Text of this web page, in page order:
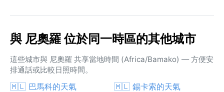
與 尼奧羅 位於同一時區的其他城市
這些城市與 尼奧羅 共享當地時間 (Africa/Bamako) — 方便安
排通話或比較日照時間。
🇲🇱 巴馬科的天氣 🇲🇱 錫卡索的天氣